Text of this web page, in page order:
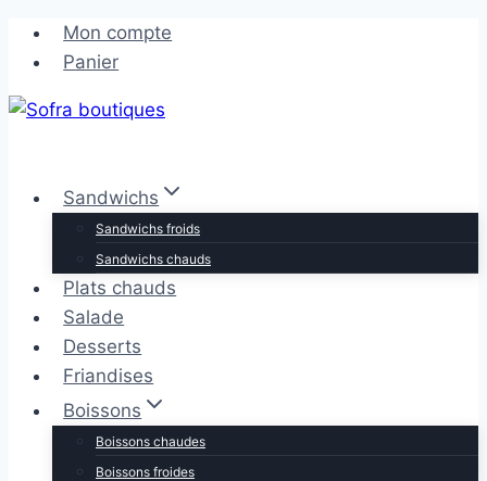
Aller
contenu
Aller
contenu
Mon compte
Panier
Sandwichs
Sandwichs froids
Sandwichs chauds
Plats chauds
Salade
Desserts
Friandises
Boissons
Boissons chaudes
Boissons froides